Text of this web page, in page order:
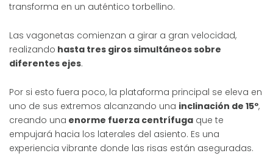
transforma en un auténtico torbellino.
Las vagonetas comienzan a girar a gran velocidad,
realizando hasta tres giros simultáneos sobre
diferentes ejes.
Por si esto fuera poco, la plataforma principal se eleva en
uno de sus extremos alcanzando una inclinación de 15º,
creando una enorme fuerza centrífuga que te
empujará hacia los laterales del asiento. Es una
experiencia vibrante donde las risas están aseguradas.